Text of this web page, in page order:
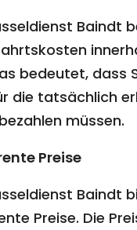
Baindt
bedeutet, dass
die tatsächlich
müssen.
Preise
Baindt
Preise. Die